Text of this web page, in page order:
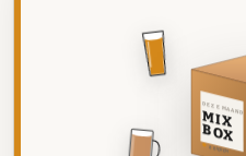
DEZE MAAND
MIX
BOX
8 BIEREN